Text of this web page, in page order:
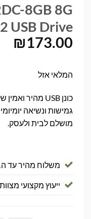
8GB 8G
USB Drive
₪173.00
המלאי אזל
מושלם לבית ולעסק.
משלוח מהיר עד
ייעוץ מקצועי